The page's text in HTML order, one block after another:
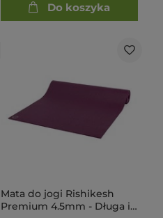
Do koszyka
Mata do jogi Rishikesh
Premium 4.5mm - Długa i